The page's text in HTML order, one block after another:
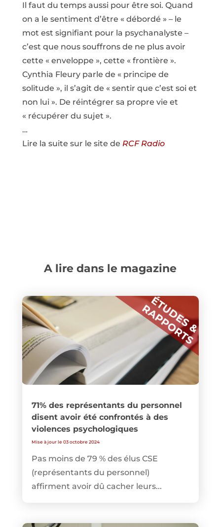
Il faut du temps aussi pour être soi. Quand
on a le sentiment d’être « débordé » – le
mot est signifiant pour la psychanalyste –
c’est que nous souffrons de ne plus avoir
cette « enveloppe », cette « frontière ».
Cynthia Fleury parle de « principe de
solitude », il s’agit de « sentir que c’est soi et
non lui ». De réintégrer sa propre vie et
« récupérer du sujet ».
…
Lire la suite sur le site de RCF Radio
A lire dans le magazine
71% des représentants du personnel
disent avoir été confrontés à des
violences psychologiques
Mise à jour le 03 octobre 2024
Pas moins de 79 % des élus CSE
(représentants du personnel)
affirment avoir dû cacher leurs...